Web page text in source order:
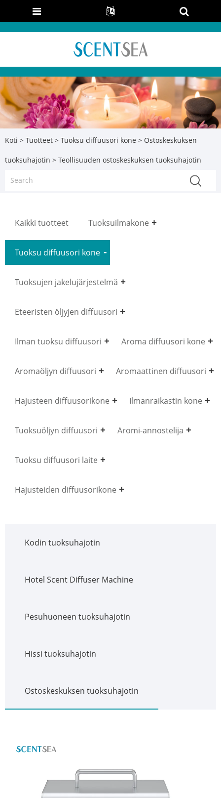
Koti > Tuotteet > Tuoksu diffuusori kone > Ostoskeskuksen
tuoksuhajotin > Teollisuuden ostoskeskuksen tuoksuhajotin
Kaikki tuotteet Tuoksuilmakone
Tuoksu diffuusori kone
Tuoksujen jakelujärjestelmä
Eteeristen öljyjen diffuusori
Ilman tuoksu diffuusori Aroma diffuusori kone
Aromaöljyn diffuusori Aromaattinen diffuusori
Hajusteen diffuusorikone Ilmanraikastin kone
Tuoksuöljyn diffuusori Aromi-annostelija
Tuoksu diffuusori laite
Hajusteiden diffuusorikone
Kodin tuoksuhajotin
Hotel Scent Diffuser Machine
Pesuhuoneen tuoksuhajotin
Hissi tuoksuhajotin
Ostoskeskuksen tuoksuhajotin